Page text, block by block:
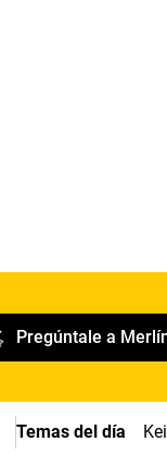
Pregúntale a
Temas del día